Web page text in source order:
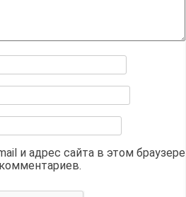
и адрес сайта в этом браузере